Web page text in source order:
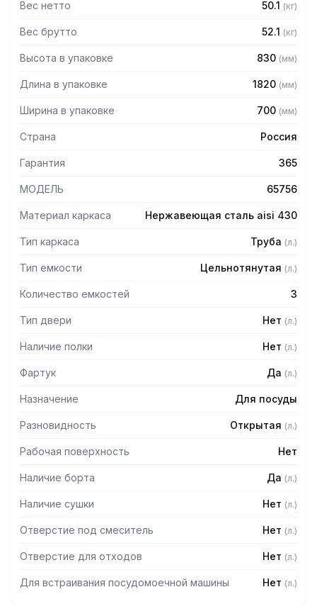
– Высота пристенного борта: 70 мм
– Выпуск с нержавеющей решеткой
– Диаметр выпуска: 90 мм
– Регулируемые опоры
– Поставляется в собранном виде
Вес нетто 50.1 (кг)
Вес брутто 52.1 (кг)
Высота в упаковке 830 (мм)
Длина в упаковке 1820 (мм)
Ширина в упаковке 700 (мм)
Страна Россия
Гарантия 365
МОДЕЛЬ 65756
Материал каркаса Нержавеющая сталь aisi 430
Тип каркаса Труба (л.)
Тип емкости Цельнотянутая (л.)
Количество емкостей 3
Тип двери Нет (л.)
Наличие полки Нет (л.)
Фартук Да (л.)
Назначение Для посуды
Разновидность Открытая (л.)
Рабочая поверхность Нет
Наличие борта Да (л.)
Наличие сушки Нет (л.)
Отверстие под смеситель Нет (л.)
Отверстие для отходов Нет (л.)
Для встраивания посудомоечной машины Нет (л.)